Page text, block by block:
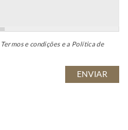
Termos e condiçõese a Política de